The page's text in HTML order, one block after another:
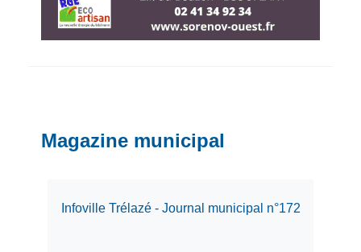
Magazine municipal
Infoville Trélazé - Journal municipal n°172